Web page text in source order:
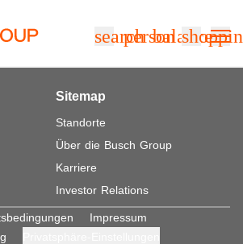
searchpersonbalance
Sitemap
Standorte
Über die Busch Group
Karriere
Investor Relations
Impressum